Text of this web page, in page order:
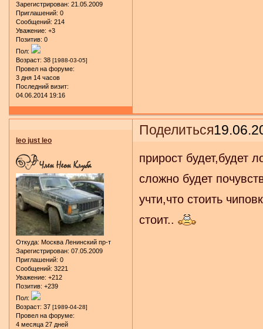
Зарегистрирован: 21.05.2009
Приглашений: 0
Сообщений: 214
Уважение: +3
Позитив: 0
Пол:
Возраст: 38 [1988-03-05]
Провел на форуме:
3 дня 14 часов
Последний визит:
04.06.2014 19:16
Поделиться
leo just leo
Откуда: Москва Ленинский пр-т
Зарегистрирован: 07.05.2009
Приглашений: 0
Сообщений: 3221
Уважение: +212
Позитив: +239
Пол:
Возраст: 37 [1989-04-28]
Провел на форуме:
4 месяца 27 дней
прирост будет,будет
сложно будет
учти,что стоить
стоит..